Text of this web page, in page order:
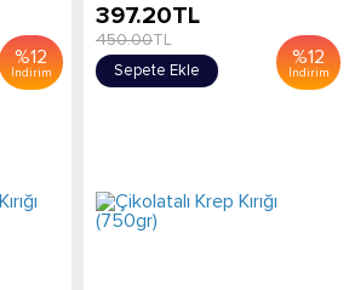
%12
İndirim
%12
İndirim
397.20TL
450.00TL
Sepete Ekle